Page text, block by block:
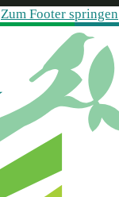
Zum Footer springen